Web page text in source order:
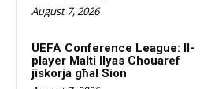
August 7, 2026
UEFA Conference League: Il-
player Malti Ilyas Chouaref
jiskorja għal Sion